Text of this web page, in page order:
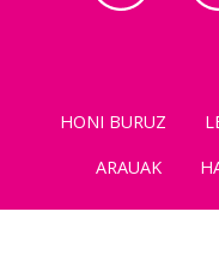
HONI BURUZ
ARAUAK